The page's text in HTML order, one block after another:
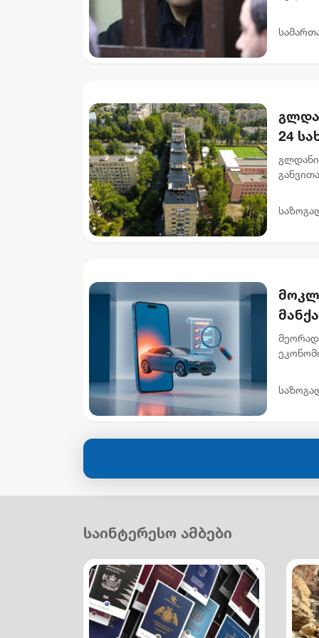
24
საინტერესო ამბები